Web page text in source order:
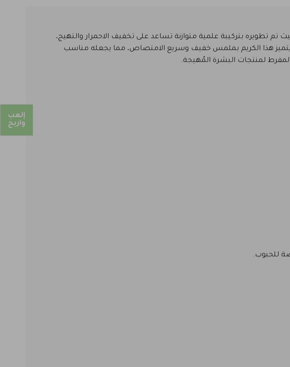
حيث تم تطويره بتركيبة علمية متوازنة تساعد على تخفيف الاحمرار والتهيج،
هذا الكريم بملمس خفيف وسريع الامتصاص، مما يجعله مناسب
لمنتجات البشرة المُهيجة.
للحبوب.
إلعب
واربح